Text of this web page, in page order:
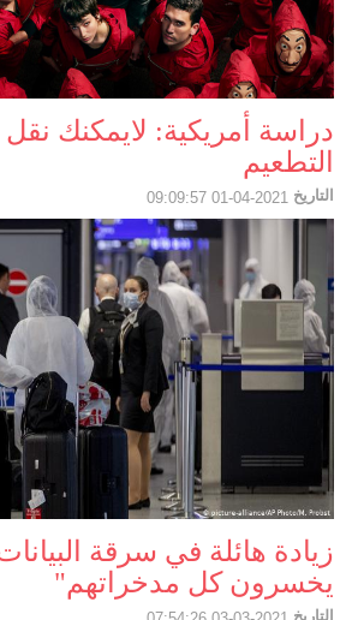
دراسة أمريكية: لايمكنك نقل
التطعيم
التاريخ
زيادة هائلة في سرقة
يخسرون كل مدخراتهم"
التاريخ